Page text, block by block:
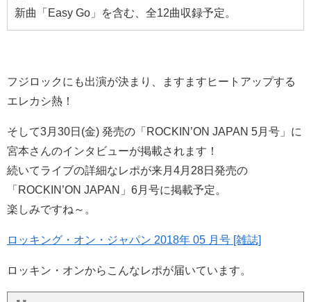
新曲「Easy Go」を含む、全12曲収録予定。
フジロックにも出演が決まり、ますますヒートアップする
エレカシ熱！
そして3月30日(金) 発売の「ROCKIN’ON JAPAN 5月号」に
宮本さんのインタビューが掲載されます！
続いてライブの詳細なレポが来月4月28日発売の
「ROCKIN’ON JAPAN」6月号に掲載予定。
楽しみですね～。
ロッキング・オン・ジャパン 2018年 05 月号 [雑誌]
ロッキン・オンからこんなレポが届いています。